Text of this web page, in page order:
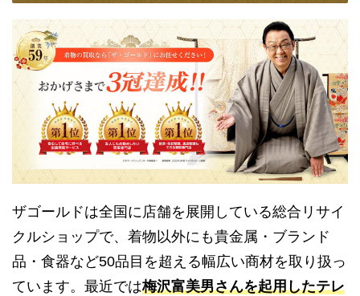
ザゴールドは全国に店舗を展開している総合リサイ
クルショップで、着物以外にも貴金属・ブランド
品・食器など50品目を超える幅広い商材を取り扱っ
ています。最近では梅沢富美男さんを起用したテレ